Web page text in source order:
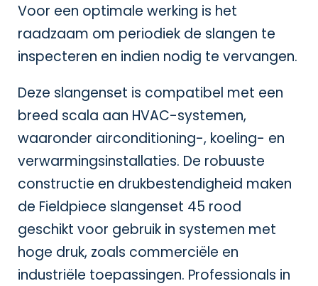
Voor een optimale werking is het
raadzaam om periodiek de slangen te
inspecteren en indien nodig te vervangen.
Deze slangenset is compatibel met een
breed scala aan HVAC-systemen,
waaronder airconditioning-, koeling- en
verwarmingsinstallaties. De robuuste
constructie en drukbestendigheid maken
de Fieldpiece slangenset 45 rood
geschikt voor gebruik in systemen met
hoge druk, zoals commerciële en
industriële toepassingen. Professionals in